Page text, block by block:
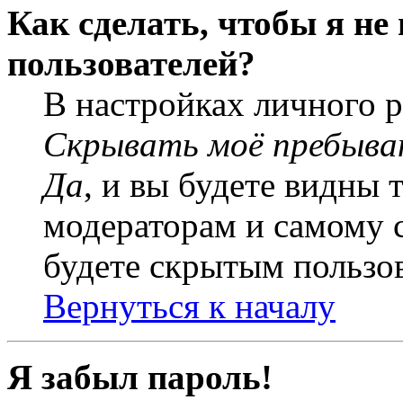
Как сделать, чтобы я
пользователей?
В настройках личного
Скрывать моё
Да, и вы будете видны
модераторам и самому
будете скрытым
Вернуться к началу
Я забыл пароль!